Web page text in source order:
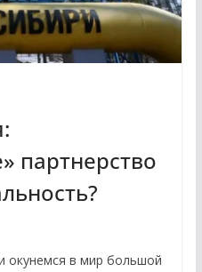
партнерство
окунемся в мир большой